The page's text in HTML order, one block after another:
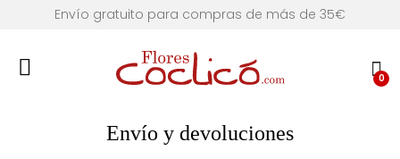
Envío gratuito para compras de más de 35€
0
Envío y devoluciones